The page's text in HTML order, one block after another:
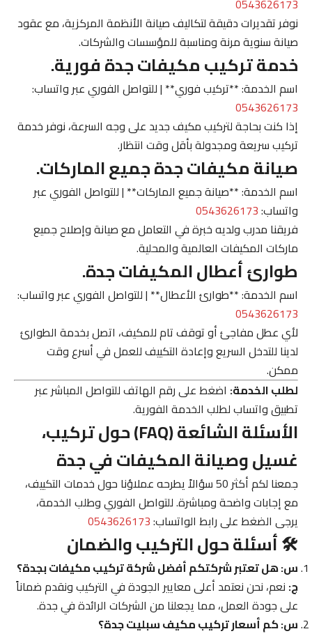
نوفر تقديرات دقيقة لتكاليف صيانة الأنظمة المركزية، مع عقود
صيانة سنوية مرنة ومناسبة للمؤسسات والشركات.
خدمة تركيب مكيفات جدة فورية.
اسم الخدمة: **تركيب فوري** | للتواصل الفوري عبر واتساب:
0543626173
إذا كنت بحاجة لتركيب مكيف جديد على وجه السرعة، نوفر خدمة
تركيب سريعة ومجدولة بأقل وقت انتظار.
صيانة مكيفات جدة جميع الماركات.
اسم الخدمة: **صيانة جميع الماركات** | للتواصل الفوري عبر
واتساب:0543626173
فريقنا مدرب ولديه خبرة في التعامل مع صيانة وإصلاح جميع
ماركات المكيفات العالمية والمحلية.
طوارئ أعطال المكيفات جدة.
اسم الخدمة: **طوارئ الأعطال** | للتواصل الفوري عبر واتساب:
0543626173
لأي عطل مفاجئ أو توقف تام للمكيف، اتصل بخدمة الطوارئ
لدينا للتدخل السريع وإعادة التكييف للعمل في أسرع وقت
ممكن.
لطلب الخدمة: اضغط على رقم الهاتف للتواصل المباشر عبر
تطبيق واتساب لطلب الخدمة الفورية.
الأسئلة الشائعة (FAQ) حول تركيب،
غسيل وصيانة المكيفات في جدة
جمعنا لكم أكثر 50 سؤالاً يطرحه عملاؤنا حول خدمات التكييف،
مع إجابات واضحة ومباشرة. للتواصل الفوري وطلب الخدمة،
يرجى الضغط على رابط الواتساب:0543626173
🛠️ أسئلة حول التركيب والضمان
س: هل تعتبر شركتكم أفضل شركة تركيب مكيفات بجدة؟
ج: نعم، نحن نعتمد أعلى معايير الجودة في التركيب ونقدم ضماناً
على جودة العمل، مما يجعلنا من الشركات الرائدة في جدة.
س: كم أسعار تركيب مكيف سبليت جدة؟